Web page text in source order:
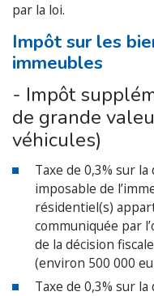
par la loi.
Impôt sur les
immeubles
- Impôt
de grande
véhicules)
Taxe de 0,3% sur
imposable de
résidentiel(s)
communiquée par
de la décision
(environ 500 000
Taxe de 0,3% sur